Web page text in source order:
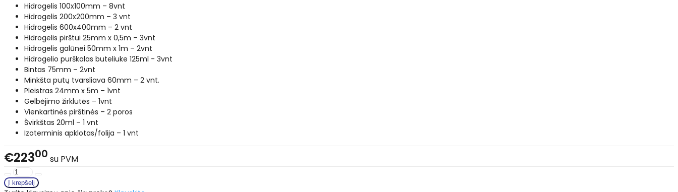
Hidrogelis 100x100mm – 8vnt
Hidrogelis 200x200mm – 3 vnt
Hidrogelis 600x400mm – 2 vnt
Hidrogelis pirštui 25mm x 0,5m – 3vnt
Hidrogelis galūnei 50mm x 1m – 2vnt
Hidrogelio purškalas buteliuke 125ml - 3vnt
Bintas 75mm – 2vnt
Minkšta putų tvarsliava 60mm – 2 vnt.
Pleistras 24mm x 5m – 1vnt
Gelbėjimo žirklutės – 1vnt
Vienkartinės pirštinės – 2 poros
Švirkštas 20ml – 1 vnt
Izoterminis apklotas/folija – 1 vnt
€22300 su PVM